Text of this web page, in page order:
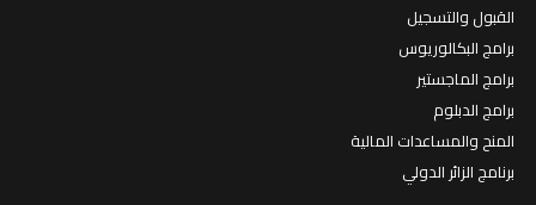
القبول والتسجيل
برامج البكالوريوس
برامج الماجستير
برامج الدبلوم
المنح والمساعدات المالية
برنامج الزائر الدولي